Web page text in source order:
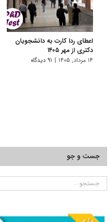
اعطای ردا کارت به دانشجویان
دکتری از مهر ۱۴۰۵
۱۴ مرداد, ۱۴۰۵ | ۹۱ دیدگاه
جست و جو
جستجو